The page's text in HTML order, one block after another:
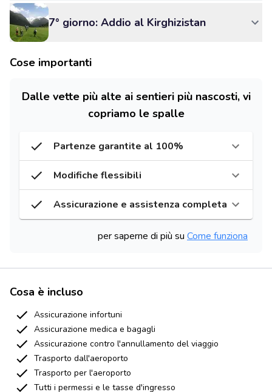
7° giorno: Addio al Kirghizistan
Cose importanti
Dalle vette più alte ai sentieri più nascosti, vi
copriamo le spalle
Partenze garantite al 100%
Modifiche flessibili
Assicurazione e assistenza completa
per saperne di più su Come funziona
Cosa è incluso
Assicurazione infortuni
Assicurazione medica e bagagli
Assicurazione contro l'annullamento del viaggio
Trasporto dall'aeroporto
Trasporto per l'aeroporto
Tutti i permessi e le tasse d'ingresso